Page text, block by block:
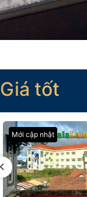
Giá tốt
Mới cập nhật